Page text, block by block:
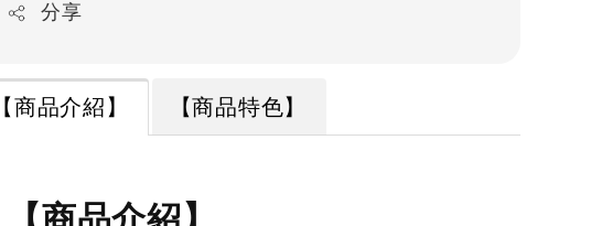
分享
【商品介紹】 【商品特色】